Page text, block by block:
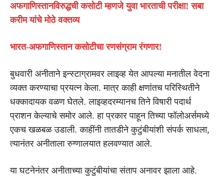
अफगाणिस्तानविरुद्धची कसोटी म्हणजे युवा भारताची परीक्षा! सबा
करीम यांचे मोठे वक्तव्य
भारत-अफगाणिस्तान कसोटीचा रणसंग्राम रंगणार!
बुधवारी अनीताने इन्स्टाग्रामवर लाइव्ह येत आपल्या मनातील वेदना
व्यक्त करण्याचा प्रयत्न केला. मात्र काही क्षणांतच परिस्थितीने
धक्कादायक वळण घेतले. लाइव्हदरम्यानच तिने विषारी पदार्थ
प्राशन केल्याचे समोर आले. हा प्रकार पाहून तिच्या फॉलोअर्समध्ये
एकच खळबळ उडाली. काहींनी तातडीने कुटुंबीयांशी संपर्क साधला,
त्यानंतर अनीताला रुग्णालयात हलवण्यात आले.
या घटनेनंतर अनीताच्या कुटुंबीयांचा संताप अनावर झाला आहे.